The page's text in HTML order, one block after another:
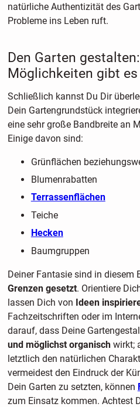
natürliche Authentizität des
Probleme ins Leben ruft.
Den Garten
Möglichkeiten gibt es
Schließlich kannst Du Dir
Dein Gartengrundstück
eine sehr große Bandbreite an
Einige davon sind:
Grünflächen
Blumenrabatten
Terrassenflächen
Teiche
Hecken
Baumgruppen
Deiner Fantasie sind in diesem
Grenzen gesetzt. Orientiere
lassen Dich von Ideen
Fachzeitschriften oder im
darauf, dass Deine
und möglichst organischwirkt;
letztlich den natürlichen
vermeidest den Eindruck der
Dein Garten zu setzten, können
zum Einsatz kommen. Achtest